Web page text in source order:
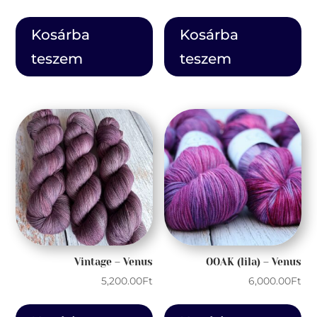
Kosárba
teszem
Kosárba
teszem
Vintage – Venus
5,200.00Ft
OOAK (lila) – Venus
6,000.00Ft